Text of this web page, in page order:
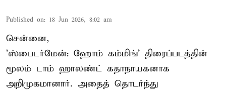
Published on: 18 Jun 2026, 8:02 am
சென்னை,
'ஸ்பைடர்மேன்: ஹோம் கம்மிங்' திரைப்படத்தின்
மூலம் டாம் ஹாலண்ட் கதாநாயகனாக
அறிமுகமானார். அதைத் தொடர்ந்து